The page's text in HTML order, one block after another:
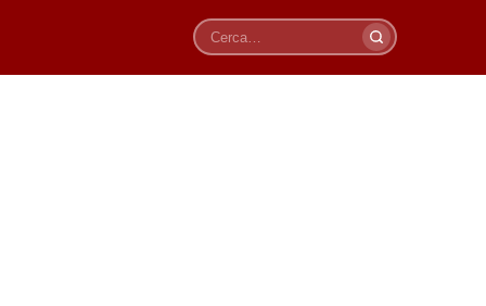
Cerca